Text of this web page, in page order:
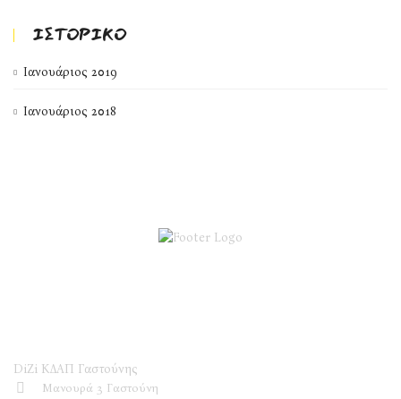
ΙΣΤΟΡΙΚΌ
Ιανουάριος 2019
Ιανουάριος 2018
DiZi ΚΔΑΠ Γαστούνης
Μανουρά 3 Γαστούνη